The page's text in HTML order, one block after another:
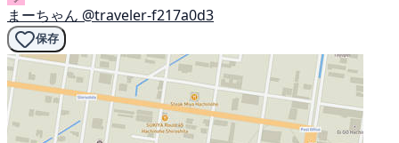
まーちゃん @traveler-f217a0d3
保存